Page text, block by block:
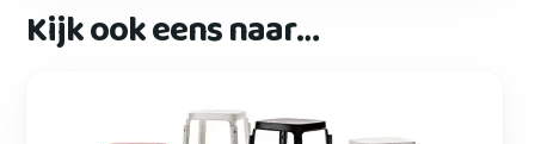
Kijk ook eens naar…